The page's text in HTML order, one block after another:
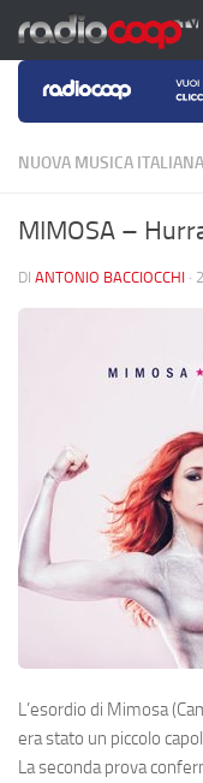
Salta al contenuto
NUOVA MUSICA ITALIANA
MIMOSA –
DI ANTONIO BACCIOCCHI ·
L’esordio di Mimosa
era stato un piccolo
La seconda prova